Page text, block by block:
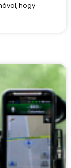
hogy